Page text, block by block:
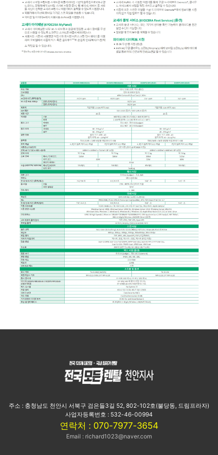
주소 : 충청남도 천안시 서북구 검은들3길 52, 802-102호(불당동, 드림프라자)
사업자등록번호 : 532-46-00994
연락처 : 070-7977-3654
Email : richard1023@naver.com